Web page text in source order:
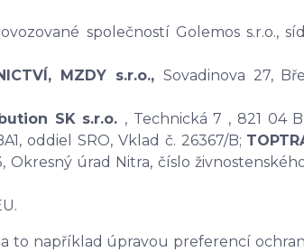
společností Golemos s.r.o.,
MZDY s.r.o., Sovadinova 27,
SK s.r.o. , Technická 7 , 821 04
oddiel SRO, Vklad č. 26367/B;
Okresný úrad Nitra, číslo
to například úpravou preferencí